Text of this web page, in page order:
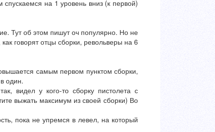
на 1 уровень вниз (к первой)
Тут об этом пишут оч популярно. Но не
говорят отцы сборки, револьверы на 6
самым первом пунктом сборки,
один.
видел у кого-то сборку пистолета с
выжать максимум из своей сборки) Во
пока не упремся в левел, на который